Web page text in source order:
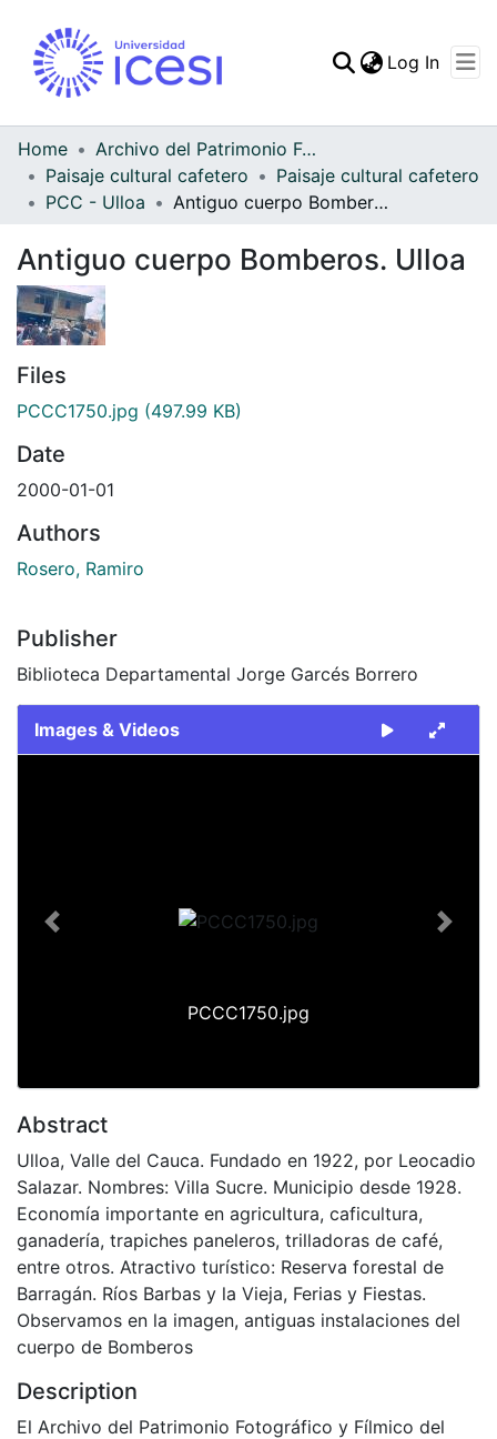
Statistics
Log In
Home
Archivo del Patrimonio Fotográfico y Fílmico del Valle del Cauca
Paisaje cultural cafetero
Paisaje cultural cafetero
PCC - Ulloa
Antiguo cuerpo Bomberos. Ulloa
Antiguo cuerpo Bomberos. Ulloa
Files
PCCC1750.jpg (497.99 KB)
Date
2000-01-01
Authors
Rosero, Ramiro
Publisher
Biblioteca Departamental Jorge Garcés Borrero
Images & Videos
PCCC1750.jpg
Previous Next
Abstract
Ulloa, Valle del Cauca. Fundado en 1922, por Leocadio
Salazar. Nombres: Villa Sucre. Municipio desde 1928.
Economía importante en agricultura, caficultura,
ganadería, trapiches paneleros, trilladoras de café,
entre otros. Atractivo turístico: Reserva forestal de
Barragán. Ríos Barbas y la Vieja, Ferias y Fiestas.
Observamos en la imagen, antiguas instalaciones del
cuerpo de Bomberos
Description
El Archivo del Patrimonio Fotográfico y Fílmico del